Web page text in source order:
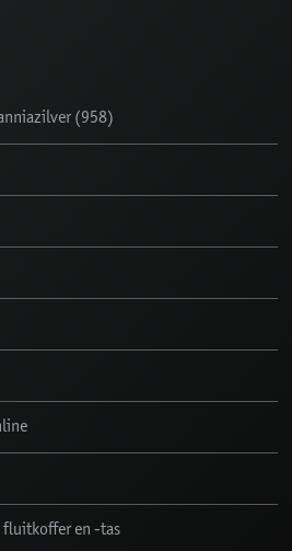
(958)
fluitkoffer en -tas